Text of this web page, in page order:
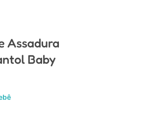
Assadura
Baby